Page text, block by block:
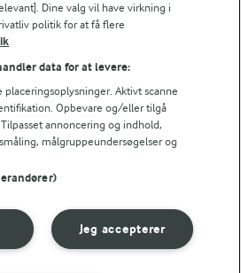
Dine valg vil have virkning i
politik for at få flere
data for at levere:
Aktivt scanne
Opbevare og/eller tilgå
annoncering og indhold,
målgruppeundersøgelser og
Jeg accepterer